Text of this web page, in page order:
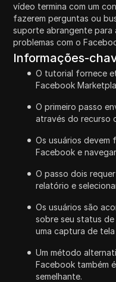
vídeo termina com um
fazerem perguntas ou
suporte abrangente
problemas com o
Informações-
O tutorial fornece
Facebook
O primeiro passo
através do recurso
Os usuários devem
Facebook e
O passo dois
relatório e
Os usuários são
sobre seu status
uma captura de
Um método
Facebook também
semelhante.